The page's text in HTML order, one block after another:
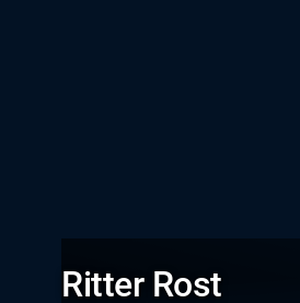
Ritter Rost